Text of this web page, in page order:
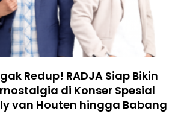
Redup! RADJA Siap Bikin
di Konser Spesial
van Houten hingga Babang